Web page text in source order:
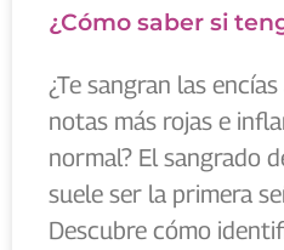
¿Cómo saber si
¿Te sangran las
notas más rojas e
normal? El sangrado
suele ser la primera
Descubre cómo